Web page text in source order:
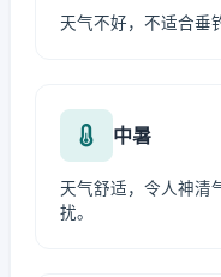
天气不好，不适合垂
中暑
天气舒适，令人神清
扰。